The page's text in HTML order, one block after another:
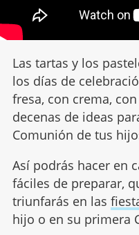
Las tartas y los
los días de
fresa, con crema,
decenas de ideas
Comunión de tus
Así podrás hacer en
fáciles de preparar,
triunfarás en las
hijo o en su primera